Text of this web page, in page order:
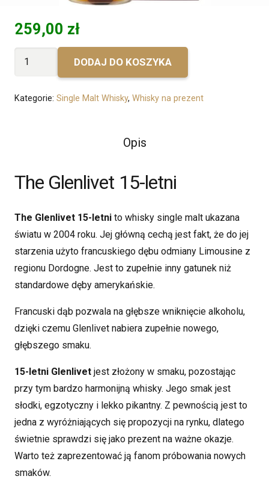
259,00 zł
ilość
letni
DODAJ DO KOSZYKA
Kategorie: Single Malt Whisky, Whisky na prezent
Opis
The Glenlivet 15-letni
The Glenlivet 15-letni to whisky single malt ukazana
światu w 2004 roku. Jej główną cechą jest fakt, że do jej
starzenia użyto francuskiego dębu odmiany Limousine z
regionu Dordogne. Jest to zupełnie inny gatunek niż
standardowe dęby amerykańskie.
Francuski dąb pozwala na głębsze wniknięcie alkoholu,
dzięki czemu Glenlivet nabiera zupełnie nowego,
głębszego smaku.
15-letni Glenlivet jest złożony w smaku, pozostając
przy tym bardzo harmonijną whisky. Jego smak jest
słodki, egzotyczny i lekko pikantny. Z pewnością jest to
jedna z wyróżniających się propozycji na rynku, dlatego
świetnie sprawdzi się jako prezent na ważne okazje.
Warto też zaprezentować ją fanom próbowania nowych
smaków.